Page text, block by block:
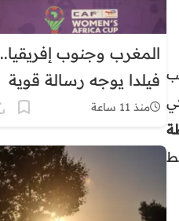
المغرب وجنوب إفريقيا..
فيلدا يوجه رسالة قوية
قبل ربع نهائي كأس
منذ 11 ساعة